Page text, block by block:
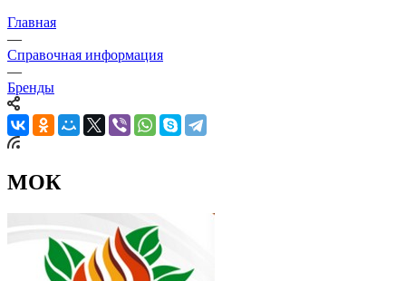
Главная
—
Справочная информация
—
Бренды
МОК